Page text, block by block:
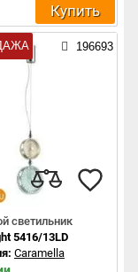
Купить
196693
светильник
5416/13LD
Caramella